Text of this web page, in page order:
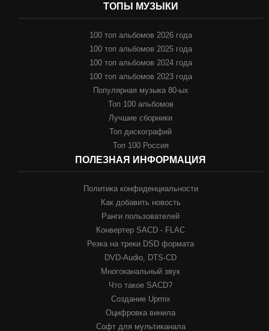
ТОПЫ МУЗЫКИ
100 топ альбомов 2026 года
100 топ альбомов 2025 года
100 топ альбомов 2024 года
100 топ альбомов 2023 года
Популярная музыка 80-ых
Топ 100 альбомов
Лучшие сборники
Топ дискографий
Топ 100 Россия
ПОЛЕЗНАЯ ИНФОРМАЦИЯ
Политика конфиденциальности
Как добавить новость
Ранги пользователей
Конвертер SACD - FLAC
Резка на треки DSD формата
DVD-Audio, DTS-CD
Многоканальный звук
Что такое SACD?
Создание Upmix
Оцифровка винила
Софт для мультиканала